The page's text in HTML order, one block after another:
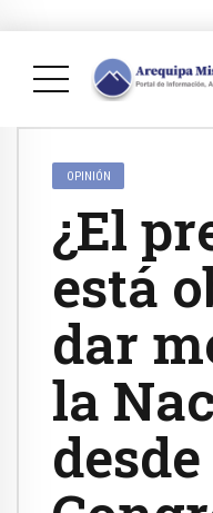
OPINIÓN
¿El
está
dar
la